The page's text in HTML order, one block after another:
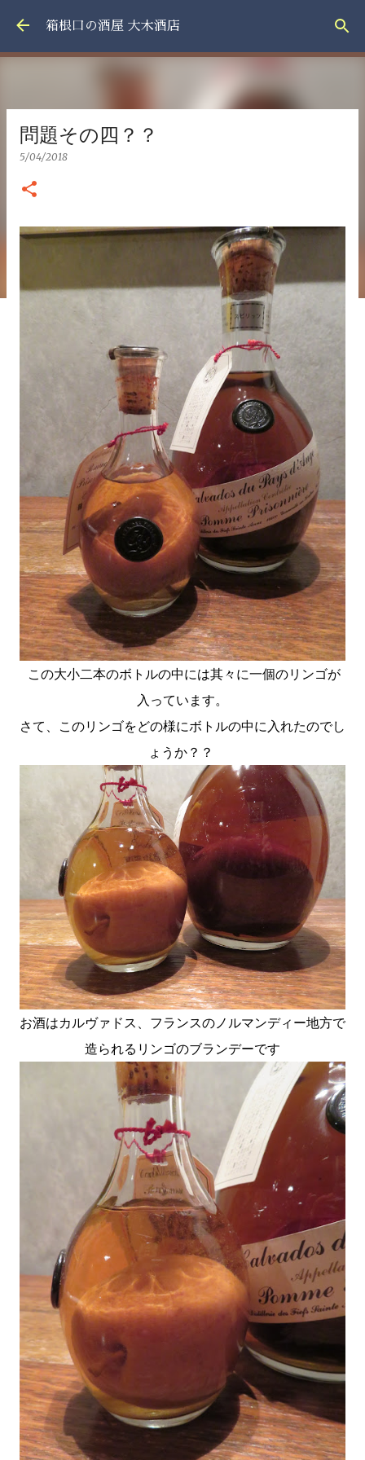
スキップしてメイン コンテンツに移動
箱根口の酒屋 大木酒店
問題その四？？
5/04/2018
この大小二本のボトルの中には其々に一個のリンゴが
入っています。
さて、このリンゴをどの様にボトルの中に入れたのでし
ょうか？？
お酒はカルヴァドス、フランスのノルマンディー地方で
造られるリンゴのブランデーです